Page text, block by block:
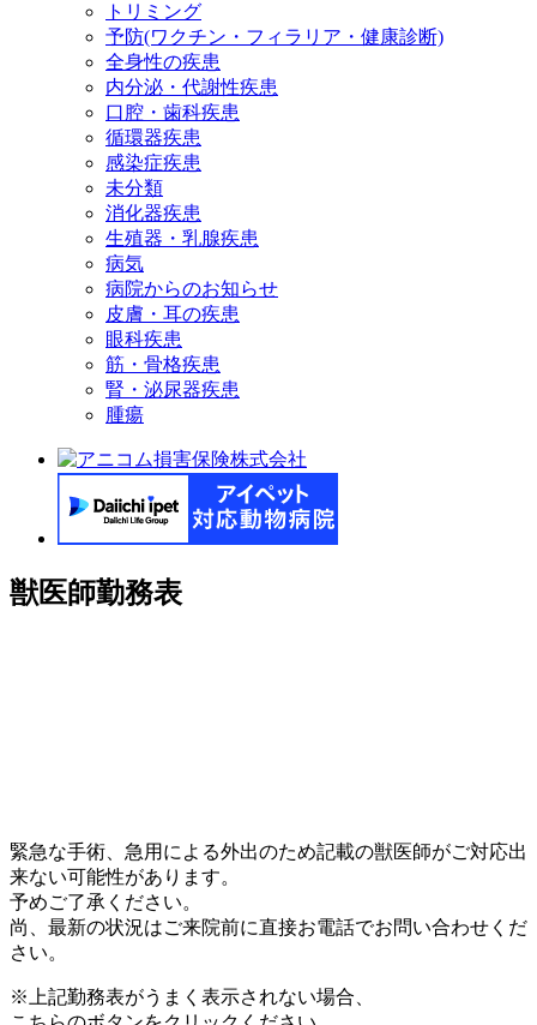
トリミング
予防(ワクチン・フィラリア・健康診断)
全身性の疾患
内分泌・代謝性疾患
口腔・歯科疾患
循環器疾患
感染症疾患
未分類
消化器疾患
生殖器・乳腺疾患
病気
病院からのお知らせ
皮膚・耳の疾患
眼科疾患
筋・骨格疾患
腎・泌尿器疾患
腫瘍
獣医師勤務表
緊急な手術、急用による外出のため記載の獣医師がご対応出
来ない可能性があります。
予めご了承ください。
尚、最新の状況はご来院前に直接お電話でお問い合わせくだ
さい。
※上記勤務表がうまく表示されない場合、